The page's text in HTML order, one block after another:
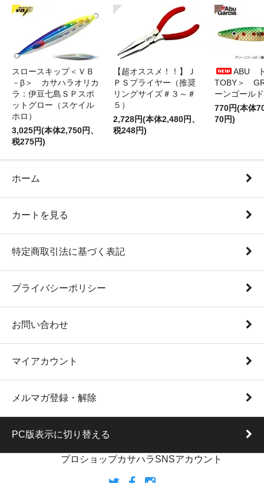
スロースキップ＜ＶＢ
－β＞ カサハラオリカ
ラ：伊豆七島ＳＰスポ
ットグロー（スケイル
ホロ）
3,025円(本体2,750円、
税275円)
【超オススメ！！】Ｊ
ＰＳプライヤー（推奨
リングサイズ＃３～＃
５）
2,728円(本体2,480円、
税248円)
ABU
TOBY＞
ーンゴールド
770円(本体
70円)
ホーム
カートを見る
特定商取引法に基づく表記
プライバシーポリシー
お問い合わせ
マイアカウント
メルマガ登録・解除
PC版表示に切り替える
プロショップカサハラSNSアカウント